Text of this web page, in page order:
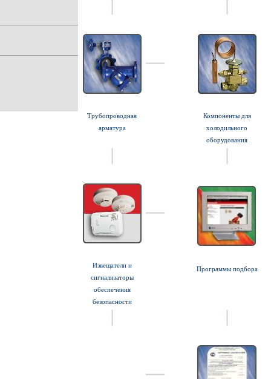
Трубопроводная
арматура
Компоненты для
холодильного
оборудования
Извещатели и
сигнализаторы
обеспечения
безопасности
Программы подбора